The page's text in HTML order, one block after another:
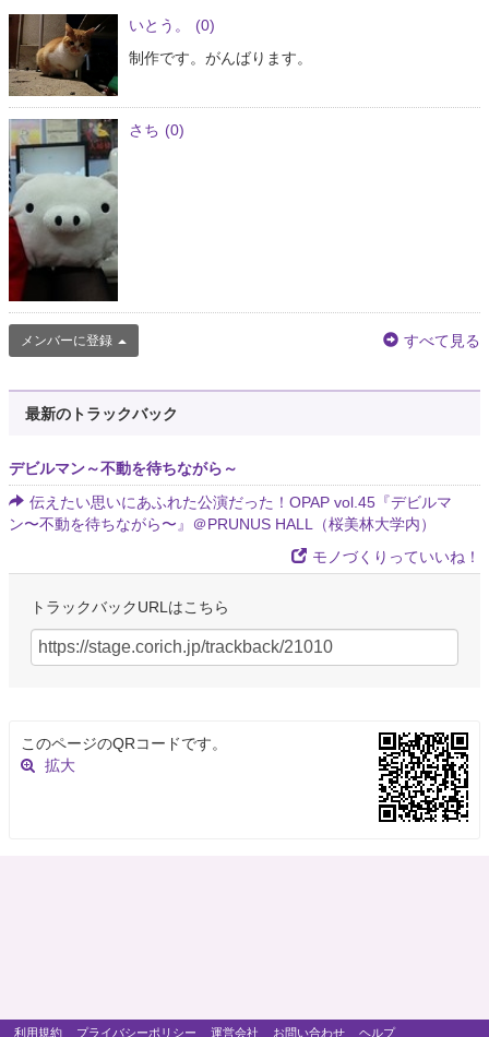
いとう。
(0)
制作です。がんばります。
さち (0)
メンバーに登録 すべて見る
最新のトラックバック
デビルマン～不動を待ちながら～
伝えたい思いにあふれた公演だった！OPAP vol.45『デビルマ
ン〜不動を待ちながら〜』＠PRUNUS HALL（桜美林大学内）
モノづくりっていいね！
トラックバックURLはこちら
このページのQRコードです。
拡大
利用規約 プライバシーポリシー 運営会社 お問い合わせ ヘルプ